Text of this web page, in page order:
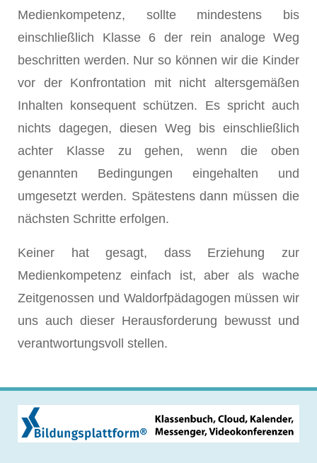
Medienkompetenz, sollte mindestens bis
einschließlich Klasse 6 der rein analoge Weg
beschritten werden. Nur so können wir die Kinder
vor der Konfrontation mit nicht altersgemäßen
Inhalten konsequent schützen. Es spricht auch
nichts dagegen, diesen Weg bis einschließlich
achter Klasse zu gehen, wenn die oben
genannten Bedingungen eingehalten und
umgesetzt werden. Spätestens dann müssen die
nächsten Schritte erfolgen.
Keiner hat gesagt, dass Erziehung zur
Medienkompetenz einfach ist, aber als wache
Zeitgenossen und Waldorfpädagogen müssen wir
uns auch dieser Herausforderung bewusst und
verantwortungsvoll stellen.